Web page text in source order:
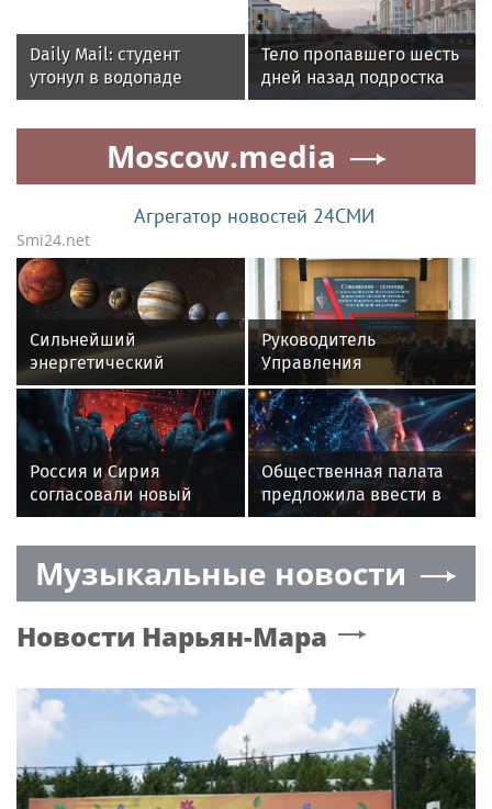
Daily Mail: студент
утонул в водопаде
Великобритании 27
июня
Тело пропавшего шесть
дней назад подростка
нашли в Нарьян-Маре
Moscow.media
Агрегатор новостей 24СМИ
Smi24.net
Сильнейший
энергетический
переворот: что
принесет парад планет
12 августа
Руководитель
Управления
вневедомственной
охраны Росгвардии по
Иркутской области
принял участие во
Всероссийском
совещании-семинаре в
Россия и Сирия
согласовали новый
формат русского
Пинчук задал пять
неудобных вопросов
Общественная палата
предложила ввести в
российских школах
Музыкальные новости
Новости Нарьян-Мара